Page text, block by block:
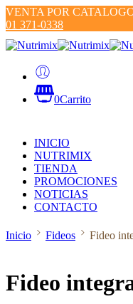
VENTA POR
01 371-0338
0Carrito
INICIO
NUTRIMIX
TIENDA
PROMOCIONES
NOTICIAS
CONTACTO
Inicio Fideos Fideo
Fideo